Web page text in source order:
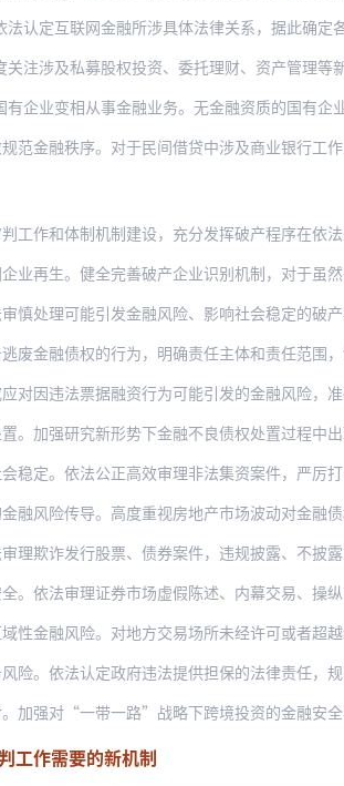
金融所涉具体法律关系，据此确定各方当事人的权利义务
股权投资、委托理财、资产管理等新类型金融交易的案件
事金融业务。无金融资质的国有企业变相从事金融业务，
对于民间借贷中涉及商业银行工作人员内外勾结进行高利
制建设，充分发挥破产程序在依法处置“僵尸企业”中的
完善破产企业识别机制，对于虽然丧失清偿能力，但仍能
发金融风险、影响社会稳定的破产案件，特别是涉及相互
行为，明确责任主体和责任范围，切实保护金融债权。根
融资行为可能引发的金融风险，准确适用票据法审理票据
形势下金融不良债权处置过程中出现的新情况新问题，统
正高效审理非法集资案件，严厉打击非法集资犯罪行为。
高度重视房地产市场波动对金融债权的影响，依法妥善审
票、债券案件，违规披露、不披露重要信息案件，内幕交
券市场虚假陈述、内幕交易、操纵市场的民事案件，保障
对地方交易场所未经许可或者超越经营许可范围开展的违
政府违法提供担保的法律责任，规范政府行为。依法认定
一路”战略下跨境投资的金融安全与金融风险问题的研究
工作需要的新机制